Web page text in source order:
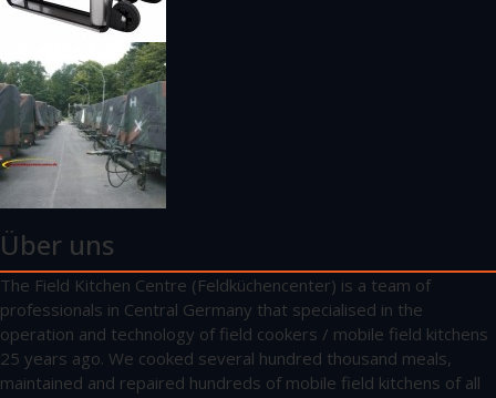
Über uns
The Field Kitchen Centre (Feldküchencenter) is a team of
professionals in Central Germany that specialised in the
operation and technology of field cookers / mobile field kitchens
25 years ago. We cooked several hundred thousand meals,
maintained and repaired hundreds of mobile field kitchens of all